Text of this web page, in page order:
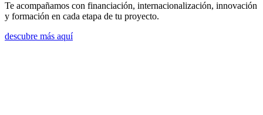
Te acompañamos con financiación, internacionalización, innovación
y formación en cada etapa de tu proyecto.
descubre más aquí